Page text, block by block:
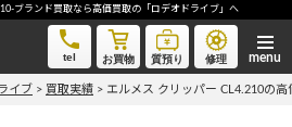
ブランド買取なら高価買取の「ロデオドライブ」へ
tel お買物 質預り 修理
高価買取の「ロデオドライブ」へ
イブ > 買取実績 > エルメス クリッパー CL4.210の高